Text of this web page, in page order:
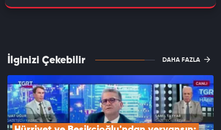
İlginizi Çekebilir DAHA FAZLA